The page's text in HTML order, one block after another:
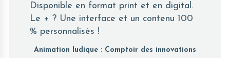
Disponible en format print et en digital.
Le + ? Une interface et un contenu 100
% personnalisés !
Animation ludique : Comptoir des innovations